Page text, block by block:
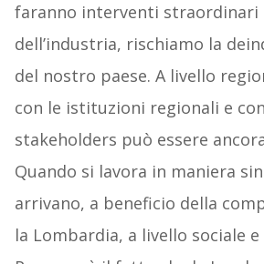
faranno interventi straordinari
dell’industria, rischiamo la
del nostro paese. A livello
con le istituzioni regionali e
stakeholders può essere
Quando si lavora in maniera
arrivano, a beneficio della
la Lombardia, a livello sociale